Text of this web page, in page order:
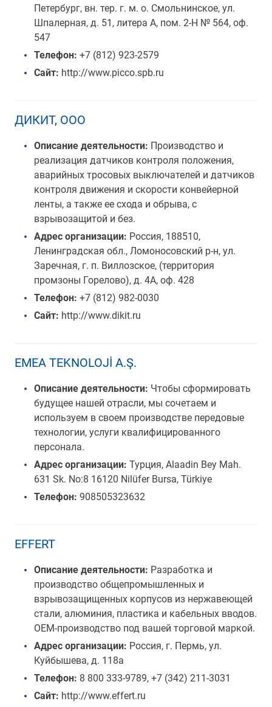
Петербург, вн. тер. г. м. о. Смольнинское, ул.
Шпалерная, д. 51, литера А, пом. 2-Н № 564, оф.
547
Телефон: +7 (812) 923-2579
Сайт: http://www.picco.spb.ru
ДИКИТ, ООО
Описание деятельности: Производство и
реализация датчиков контроля положения,
аварийных тросовых выключателей и датчиков
контроля движения и скорости конвейерной
ленты, а также ее схода и обрыва, с
взрывозащитой и без.
Адрес организации: Россия, 188510,
Ленинградская обл., Ломоносовский р-н, ул.
Заречная, г. п. Виллозское, (территория
промзоны Горелово), д. 4А, оф. 428
Телефон: +7 (812) 982-0030
Сайт: http://www.dikit.ru
EMEA TEKNOLOJİ A.Ş.
Описание деятельности: Чтобы сформировать
будущее нашей отрасли, мы сочетаем и
используем в своем производстве передовые
технологии, услуги квалифицированного
персонала.
Адрес организации: Турция, Alaadin Bey Mah.
631 Sk. No:8 16120 Nilüfer Bursa, Türkiye
Телефон: 908505323632
EFFERT
Описание деятельности: Разработка и
производство общепромышленных и
взрывозащищенных корпусов из нержавеющей
стали, алюминия, пластика и кабельных вводов.
ОЕМ-производство под вашей торговой маркой.
Адрес организации: Россия, г. Пермь, ул.
Куйбышева, д. 118а
Телефон: 8 800 333-9789, +7 (342) 211-3031
Сайт: http://www.effert.ru